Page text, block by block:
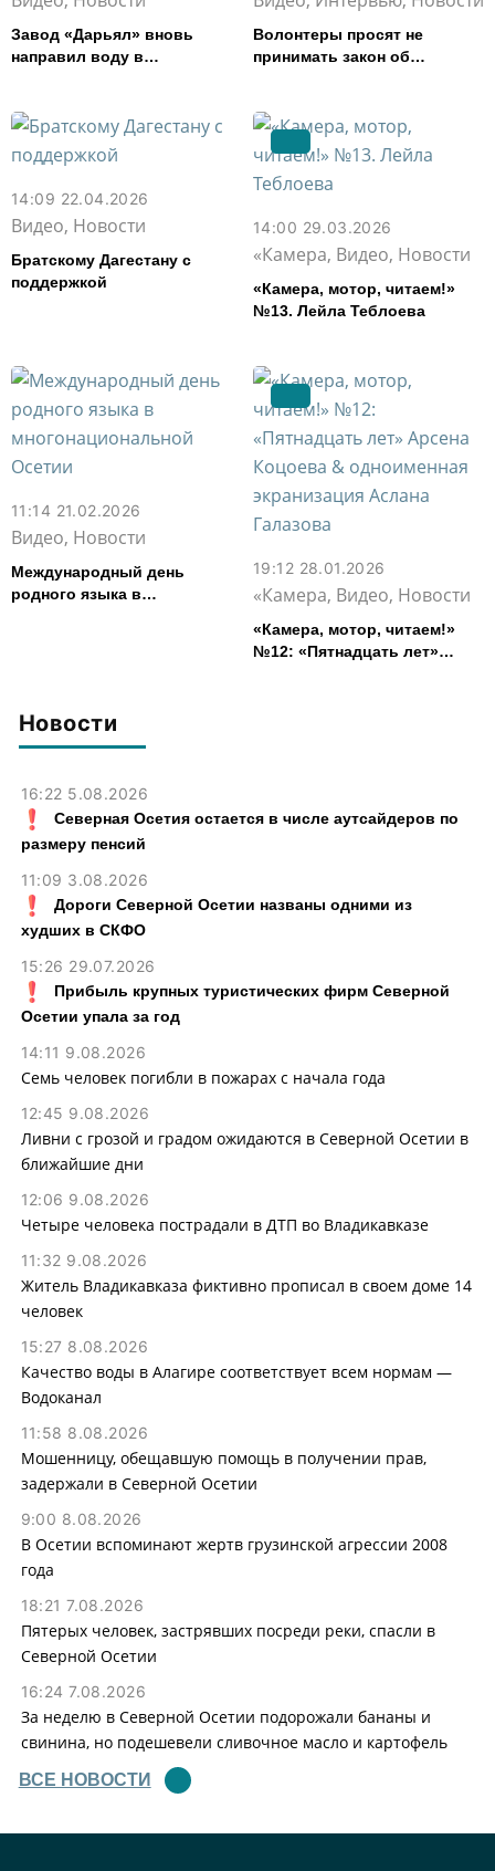
Новости
16:22 5.08.2026
Северная Осетия остается в числе аутсайдеров по
размеру пенсий
11:09 3.08.2026
Дороги Северной Осетии названы одними из
худших в СКФО
15:26 29.07.2026
Прибыль крупных туристических фирм Северной
Осетии упала за год
14:11 9.08.2026
Семь человек погибли в пожарах с начала года
12:45 9.08.2026
Ливни с грозой и градом ожидаются в Северной Осетии в
ближайшие дни
12:06 9.08.2026
Четыре человека пострадали в ДТП во Владикавказе
11:32 9.08.2026
Житель Владикавказа фиктивно прописал в своем доме 14
человек
15:27 8.08.2026
Качество воды в Алагире соответствует всем нормам —
Водоканал
11:58 8.08.2026
Мошенницу, обещавшую помощь в получении прав,
задержали в Северной Осетии
9:00 8.08.2026
В Осетии вспоминают жертв грузинской агрессии 2008
года
18:21 7.08.2026
Пятерых человек, застрявших посреди реки, спасли в
Северной Осетии
16:24 7.08.2026
За неделю в Северной Осетии подорожали бананы и
свинина, но подешевели сливочное масло и картофель
ВСЕ НОВОСТИ
Завод «Дарьял» вновь
направил воду в
Волонтеры просят не
принимать закон об
14:09 22.04.2026
Видео, Новости
Братскому Дагестану с
поддержкой
14:00 29.03.2026
«Камера, Видео, Новости
«Камера, мотор, читаем!»
№13. Лейла Теблоева
11:14 21.02.2026
Видео, Новости
Международный день
родного языка в
19:12 28.01.2026
«Камера, Видео, Новости
«Камера, мотор, читаем!»
№12: «Пятнадцать лет»